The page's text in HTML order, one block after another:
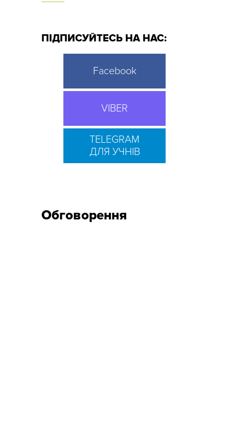
ПІДПИСУЙТЕСЬ НА НАС:
Facebook
VIBER
TELEGRAM
ДЛЯ УЧНІВ
Обговорення